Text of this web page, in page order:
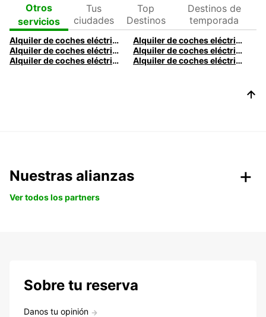
Otros
servicios
Tus
ciudades
Top
Destinos
Destinos de
temporada
Alquiler de coches eléctricos en Lille | Alquila un coche eléctrico con Europcar
Alquiler de coches eléctricos en Aviñón | Alquila un vehículo eléctrico con Europcar
Alquiler de coches eléctricos en Barcelona | Europcar
Alquiler de coches eléctricos en Valencia | Europcar
Alquiler de coches eléctricos en Alicante | Europcar
Alquiler de coches eléctricos en Málaga | Europcar
Nuestras alianzas
Ver todos los partners
Sobre tu reserva
Danos tu opinión